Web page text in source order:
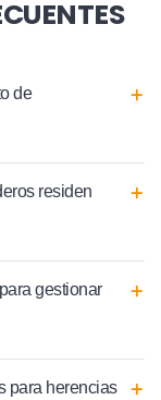
de
residen
gestionar
para herencias